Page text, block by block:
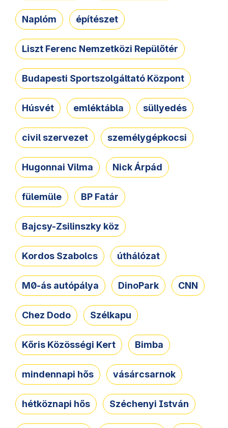
Naplóm építészet
Liszt Ferenc Nemzetközi Repülőtér
Budapesti Sportszolgáltató Központ
Húsvét emléktábla süllyedés
civil szervezet személygépkocsi
Hugonnai Vilma Nick Árpád
fülemüle BP Fatár
Bajcsy-Zsilinszky köz
Kordos Szabolcs úthálózat
M0-ás autópálya DinoPark CNN
Chez Dodo Szélkapu
Kőris Közösségi Kert Bimba
mindennapi hős vásárcsarnok
hétköznapi hős Széchenyi István